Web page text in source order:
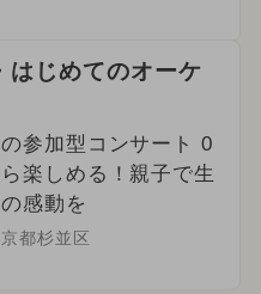
はじめてのオーケ
参加型コンサート 0
楽しめる！親子で生
感動を
都杉並区